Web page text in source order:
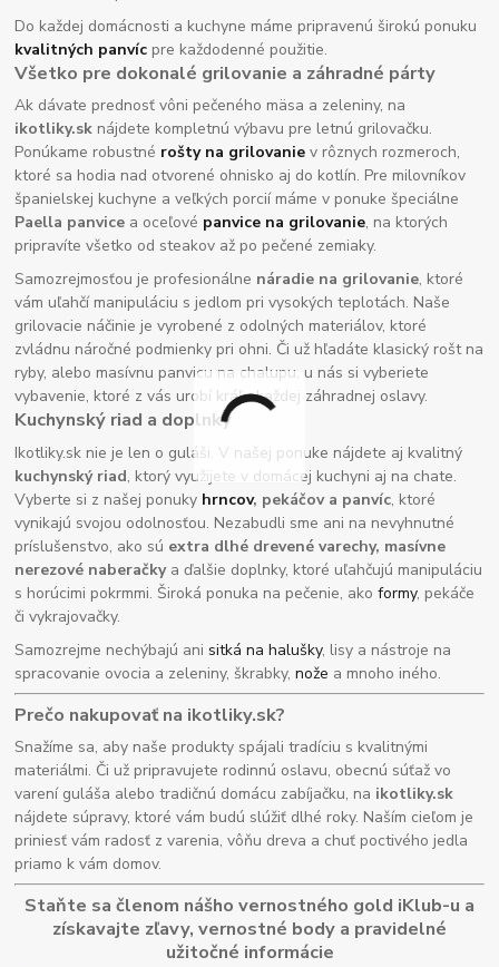
Do každej domácnosti a kuchyne máme pripravenú širokú ponuku
kvalitných panvíc pre každodenné použitie.
Všetko pre dokonalé grilovanie a záhradné párty
Ak dávate prednosť vôni pečeného mäsa a zeleniny, na
ikotliky.sk nájdete kompletnú výbavu pre letnú grilovačku.
Ponúkame robustné rošty na grilovanie v rôznych rozmeroch,
ktoré sa hodia nad otvorené ohnisko aj do kotlín. Pre milovníkov
španielskej kuchyne a veľkých porcií máme v ponuke špeciálne
Paella panvice a oceľové panvice na grilovanie, na ktorých
pripravíte všetko od steakov až po pečené zemiaky.
Samozrejmosťou je profesionálne náradie na grilovanie, ktoré
vám uľahčí manipuláciu s jedlom pri vysokých teplotách. Naše
grilovacie náčinie je vyrobené z odolných materiálov, ktoré
zvládnu náročné podmienky pri ohni. Či už hľadáte klasický rošt na
ryby, alebo masívnu panvicu na chalupu, u nás si vyberiete
vybavenie, ktoré z vás urobí kráľa každej záhradnej oslavy.
Kuchynský riad a doplnky
Ikotliky.sk nie je len o guláši. V našej ponuke nájdete aj kvalitný
kuchynský riad, ktorý využijete v domácej kuchyni aj na chate.
Vyberte si z našej ponuky hrncov, pekáčov a panvíc, ktoré
vynikajú svojou odolnosťou. Nezabudli sme ani na nevyhnutné
príslušenstvo, ako sú extra dlhé drevené varechy, masívne
nerezové naberačkya ďalšie doplnky, ktoré uľahčujú manipuláciu
s horúcimi pokrmmi. Široká ponuka na pečenie, akoformy, pekáče
či vykrajovačky.
Samozrejme nechýbajú anisitká na halušky, lisy a nástroje na
spracovanie ovocia a zeleniny, škrabky,nože a mnoho iného.
Prečo nakupovať na ikotliky.sk?
Snažíme sa, aby naše produkty spájali tradíciu s kvalitnými
materiálmi. Či už pripravujete rodinnú oslavu, obecnú súťaž vo
varení guláša alebo tradičnú domácu zabíjačku, na ikotliky.sk
nájdete súpravy, ktoré vám budú slúžiť dlhé roky. Naším cieľom je
priniesť vám radosť z varenia, vôňu dreva a chuť poctivého jedla
priamo k vám domov.
Staňte sa členom nášho vernostného gold iKlub-u a
získavajte zľavy, vernostné body a pravidelné
užitočné informácie